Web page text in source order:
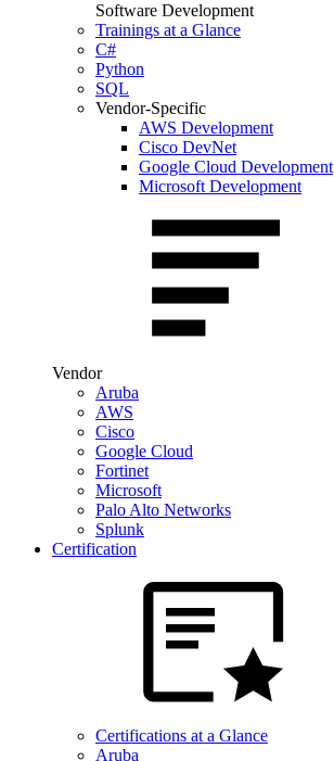
Software Development
Trainings at a Glance
C#
Python
SQL
Vendor-Specific
AWS Development
Cisco DevNet
Google Cloud Development
Microsoft Development
Vendor
Aruba
AWS
Cisco
Google Cloud
Fortinet
Microsoft
Palo Alto Networks
Splunk
Certification
Certifications at a Glance
Aruba